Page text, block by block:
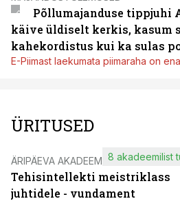
Põllumajanduse tippjuhi
käive üldiselt kerkis, kasum
kahekordistus kui ka sulas
E-Piimast laekumata piimaraha on
ÜRITUSED
ÄRIPÄEVA AKADEEMIA
Tehisintellekti meistriklass
juhtidele - vundament
8 akadeemilist